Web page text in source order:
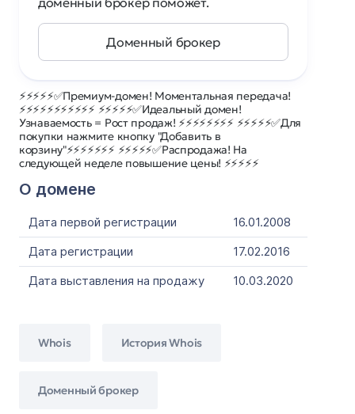
⚡⚡⚡⚡⚡✅Премиум-домен! Моментальная передача!
⚡⚡⚡⚡⚡⚡⚡⚡⚡⚡⚡ ⚡⚡⚡⚡⚡✅Идеальный домен!
Узнаваемость = Рост продаж! ⚡⚡⚡⚡⚡⚡⚡⚡ ⚡⚡⚡⚡⚡✅Для
покупки нажмите кнопку "Добавить в
корзину"⚡⚡⚡⚡⚡⚡⚡ ⚡⚡⚡⚡⚡✅Распродажа! На
следующей неделе повышение цены! ⚡⚡⚡⚡⚡
О домене
Дата первой регистрации
16.01.2008
Дата регистрации
17.02.2016
Дата выставления на продажу
10.03.2020
Whois История Whois
Доменный брокер
Доменный брокер